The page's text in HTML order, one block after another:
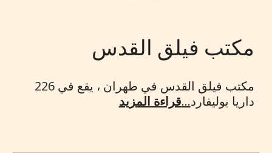
مكتب فيلق القدس
مكتب فيلق القدس في طهران ، يقع في 226
داريا بوليفارد...قراءة المزيد